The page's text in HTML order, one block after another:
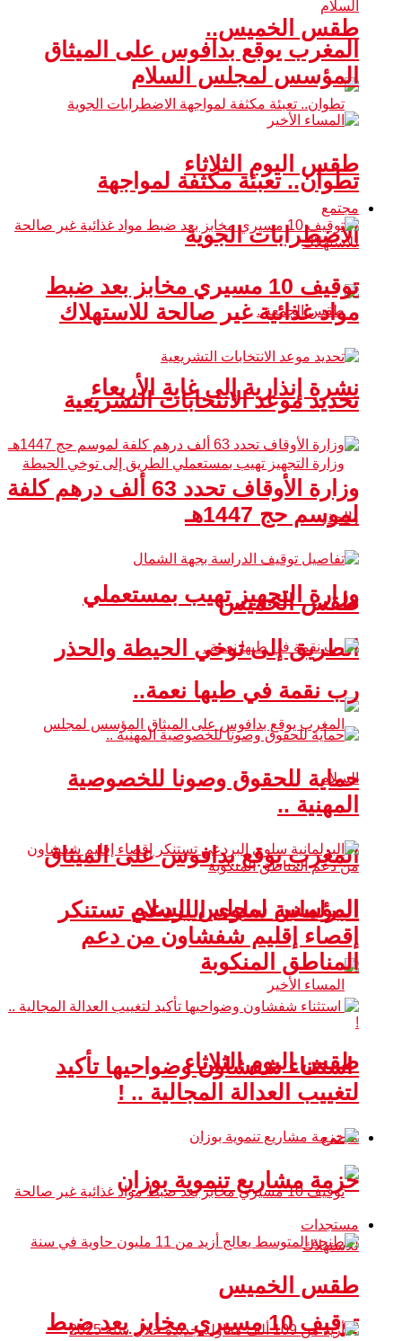
طقس الخميس..
تطوان.. تعبئة مكثفة لمواجهة
الاضطرابات الجوية
نشرة إنذارية إلى غاية الأربعاء
وزارة التجهيز تهيب بمستعملي
الطريق إلى توخي الحيطة والحذر
المغرب يوقع بدافوس على الميثاق
المؤسس لمجلس السلام
طقس اليوم الثلاثاء
مجتمع
توقيف 10 مسيري مخابز بعد ضبط
المغرب يوقع بدافوس على الميثاق
المؤسس لمجلس السلام
طقس اليوم الثلاثاء
مجتمع
توقيف 10 مسيري مخابز بعد ضبط
مواد غذائية غير صالحة للاستهلاك
تحديد موعد الانتخابات التشريعية
وزارة الأوقاف تحدد 63 ألف درهم كلفة
لموسم حج 1447هـ
طقس الخميس
رب نقمة في طيها نعمة..
حماية للحقوق وصونا للخصوصية
المهنية ..
البرلمانية سلوى البردعي تستنكر
إقصاء إقليم شفشاون من دعم
المناطق المنكوبة
استثناء شفشاون وضواحيها تأكيد
لتغييب العدالة المجالية .. !
حزمة مشاريع تنموية بوزان
مستجدات
طقس الخميس